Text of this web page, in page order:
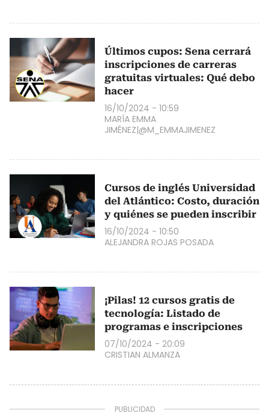
Últimos cupos: Sena cerrará
inscripciones de carreras
gratuitas virtuales: Qué debo
hacer
16/10/2024 - 10:59
MARÍA EMMA
JIMÉNEZ|@M_EMMAJIMENEZ
Cursos de inglés Universidad
del Atlántico: Costo, duración
y quiénes se pueden inscribir
16/10/2024 - 10:50
ALEJANDRA ROJAS POSADA
¡Pilas! 12 cursos gratis de
tecnología: Listado de
programas e inscripciones
07/10/2024 - 20:09
CRISTIAN ALMANZA